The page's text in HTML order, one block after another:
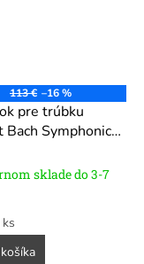
113 € –16 %
pre trúbku
Bach Symphonic
sklade do 3-7